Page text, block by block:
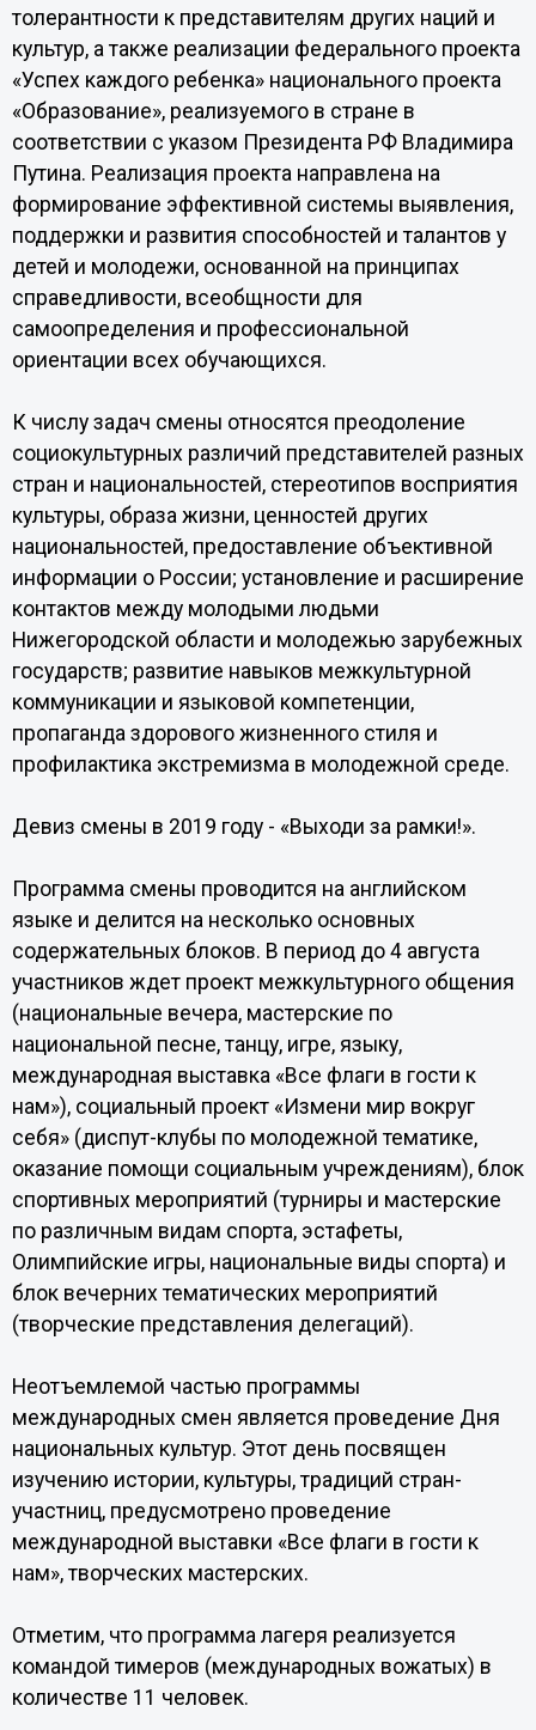
толерантности к представителям других наций и
культур, а также реализации федерального проекта
«Успех каждого ребенка» национального проекта
«Образование», реализуемого в стране в
соответствии с указом Президента РФ Владимира
Путина. Реализация проекта направлена на
формирование эффективной системы выявления,
поддержки и развития способностей и талантов у
детей и молодежи, основанной на принципах
справедливости, всеобщности для
самоопределения и профессиональной
ориентации всех обучающихся.
К числу задач смены относятся преодоление
социокультурных различий представителей разных
стран и национальностей, стереотипов восприятия
культуры, образа жизни, ценностей других
национальностей, предоставление объективной
информации о России; установление и расширение
контактов между молодыми людьми
Нижегородской области и молодежью зарубежных
государств; развитие навыков межкультурной
коммуникации и языковой компетенции,
пропаганда здорового жизненного стиля и
профилактика экстремизма в молодежной среде.
Девиз смены в 2019 году - «Выходи за рамки!».
Программа смены проводится на английском
языке и делится на несколько основных
содержательных блоков. В период до 4 августа
участников ждет проект межкультурного общения
(национальные вечера, мастерские по
национальной песне, танцу, игре, языку,
международная выставка «Все флаги в гости к
нам»), социальный проект «Измени мир вокруг
себя» (диспут-клубы по молодежной тематике,
оказание помощи социальным учреждениям), блок
спортивных мероприятий (турниры и мастерские
по различным видам спорта, эстафеты,
Олимпийские игры, национальные виды спорта) и
блок вечерних тематических мероприятий
(творческие представления делегаций).
Неотъемлемой частью программы
международных смен является проведение Дня
национальных культур. Этот день посвящен
изучению истории, культуры, традиций стран-
участниц, предусмотрено проведение
международной выставки «Все флаги в гости к
нам», творческих мастерских.
Отметим, что программа лагеря реализуется
командой тимеров (международных вожатых) в
количестве 11 человек.